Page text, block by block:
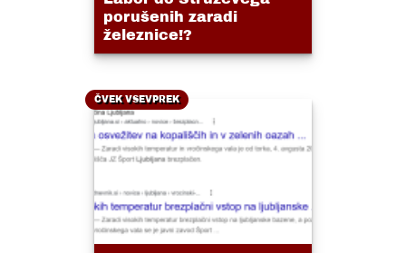
porušenih zaradi
železnice!?
ČVEK VSEVPREK